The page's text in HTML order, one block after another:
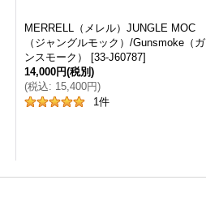
MERRELL（メレル）JUNGLE MOC
（ジャングルモック）/Gunsmoke（ガ
ンスモーク）
[33-J60787]
14,000円(税別)
(税込: 15,400円)
1件